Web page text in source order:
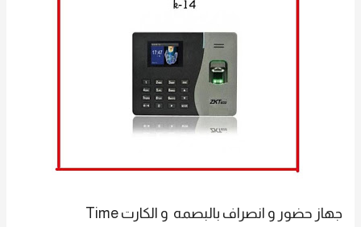
جهاز حضور و انصراف بالبصمه و الكارت Time